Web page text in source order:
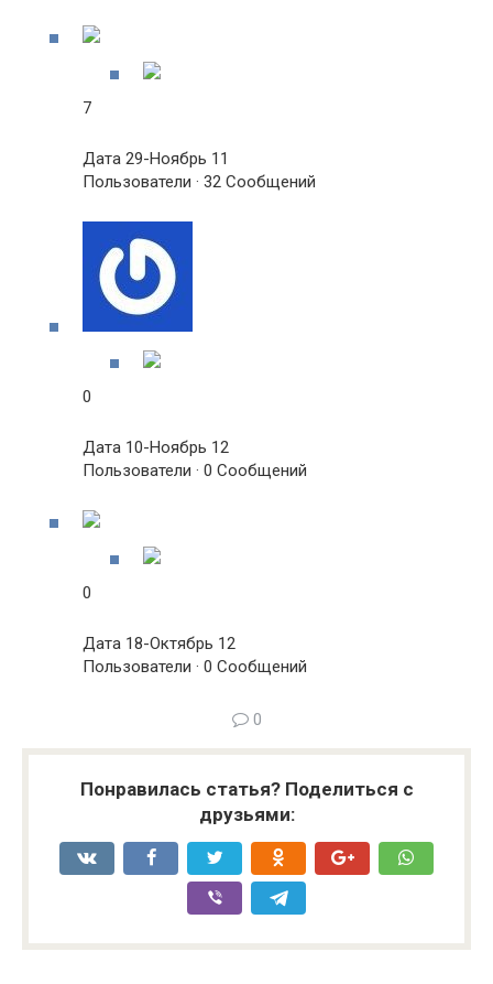
7
Дата 29-Ноябрь 11
Пользователи · 32 Сообщений
0
Дата 10-Ноябрь 12
Пользователи · 0 Сообщений
0
Дата 18-Октябрь 12
Пользователи · 0 Сообщений
0
Понравилась статья? Поделиться с
друзьями: